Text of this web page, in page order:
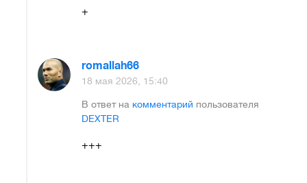
+
romallah66
18 мая 2026, 15:40
В ответ на комментарий пользователя
DEXTER
+++